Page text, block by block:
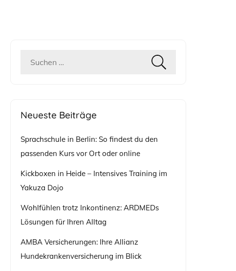
Suchen
Neueste Beiträge
Sprachschule in Berlin: So findest du den
passenden Kurs vor Ort oder online
Kickboxen in Heide – Intensives Training im
Yakuza Dojo
Wohlfühlen trotz Inkontinenz: ARDMEDs
Lösungen für Ihren Alltag
AMBA Versicherungen: Ihre Allianz
Hundekrankenversicherung im Blick